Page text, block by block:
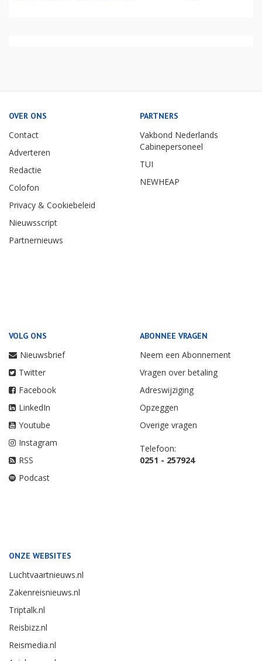
OVER ONS
Contact
Adverteren
Redactie
Colofon
Privacy & Cookiebeleid
Nieuwsscript
Partnernieuws
PARTNERS
Vakbond Nederlands
Cabinepersoneel
TUI
NEWHEAP
VOLG ONS
Nieuwsbrief
Twitter
Facebook
LinkedIn
Youtube
Instagram
RSS
Podcast
ABONNEE VRAGEN
Neem een Abonnement
Vragen over betaling
Adreswijziging
Opzeggen
Overige vragen
Telefoon:
0251 - 257924
ONZE WEBSITES
Luchtvaartnieuws.nl
Zakenreisnieuws.nl
Triptalk.nl
Reisbizz.nl
Reismedia.nl